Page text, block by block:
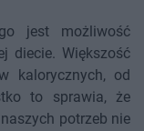
jest możliwość
diecie. Większość
kalorycznych, od
to sprawia, że
potrzeb nie